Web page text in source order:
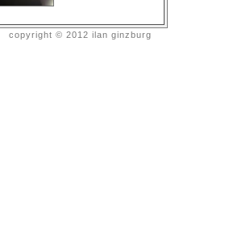
copyright © 2012 ilan ginzburg